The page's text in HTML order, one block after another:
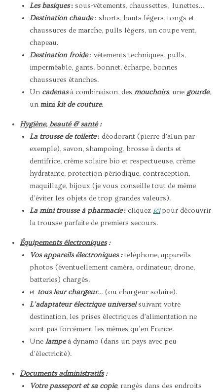
Les basiques: sous-vêtements, chaussettes, lunettes…
Destination chaude: shorts, hauts légers, tongs et
chaussures de marche, pulls légers, un coupe vent,
chapeau.
Destination froide: vêtements techniques, pulls,
imperméable, gants, bonnet, écharpe, bonnes
chaussures étanches.
Un cadenasà combinaison, des mouchoirs, une gourde,
un minikit de couture.
Hygiène, beauté & santé:
La trousse de toilette: déodorant (pierre d’alun par
exemple), savon, shampoing, brosse à dents et
dentifrice, crème solaire bio et respectueuse, crème
hydratante, protection périodique, contraception,
maquillage, bijoux (je vous conseille tout de même
d’éviter les objets de trop grandes valeurs).
La mini trousse à pharmacie: cliquez icipour découvrir
la trousse parfaite de premiers secours.
Équipements électroniques:
Vos appareils électroniques :téléphone, appareils
photos (éventuellement caméra, ordinateur, drone,
batteries) chargés.
et tous leur chargeur… (ou chargeur solaire).
L’adaptateur électrique universelsuivant votre
destination, les prises électriques d’alimentation ne
sont pas forcément les mêmes qu’en France.
Une lampeà dynamo (dans un pays avec peu
d’électricité).
Documents administratifs:
Votre passeport et sa copie, rangés dans des endroits